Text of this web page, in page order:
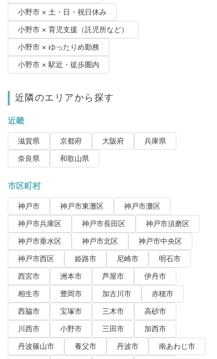
小野市 × 土・日・祝日休み
小野市 × 育児支援（託児所など）
小野市 × ゆったりめ勤務
小野市 × 駅近・徒歩圏内
近隣のエリアから探す
近畿
滋賀県 京都府 大阪府
兵庫県
奈良県
和歌山県
市区町村
神戸市 神戸市東灘区
神戸市灘区
神戸市兵庫区
神戸市長田区
神戸市須磨区
神戸市垂水区
神戸市北区
神戸市中央区
神戸市西区
姫路市 尼崎市
明石市
西宮市
洲本市 芦屋市
伊丹市
相生市
豊岡市 加古川市
赤穂市
西脇市
宝塚市 三木市
高砂市
川西市
小野市 三田市
加西市
丹波篠山市
養父市 丹波市
南あわじ市